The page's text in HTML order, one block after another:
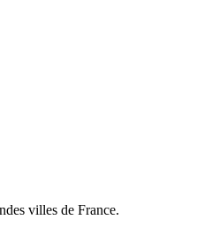
villes de France.